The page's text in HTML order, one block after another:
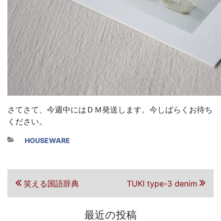
さてさて、今週中にはＤＭ発送します。今しばらくお待ち
ください。
カテゴリー
HOUSEWARE
投稿ナビゲーション
前の投稿
笑える国語辞典 次の投稿
TUKI type-3 denim
最近の投稿